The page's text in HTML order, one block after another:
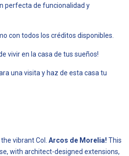
perfecta de funcionalidad y
con todos los créditos disponibles.
vivir en la casa de tus sueños!
una visita y haz de esta casa tu
vibrant Col. Arcos de Morelia! This
with architect-designed extensions,